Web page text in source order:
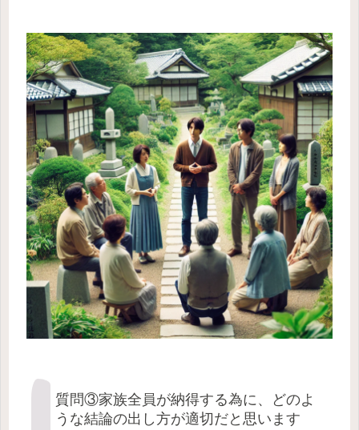
質問③家族全員が納得する為に、どのよ
うな結論の出し方が適切だと思います